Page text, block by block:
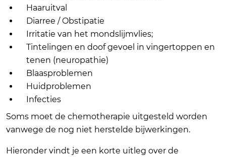
Haaruitval
Diarree / Obstipatie
Irritatie van het mondslijmvlies;
Tintelingen en doof gevoel in vingertoppen en
tenen (neuropathie)
Blaasproblemen
Huidproblemen
Infecties
Soms moet de chemotherapie uitgesteld worden
vanwege de nog niet herstelde bijwerkingen.
Hieronder vindt je een korte uitleg over de